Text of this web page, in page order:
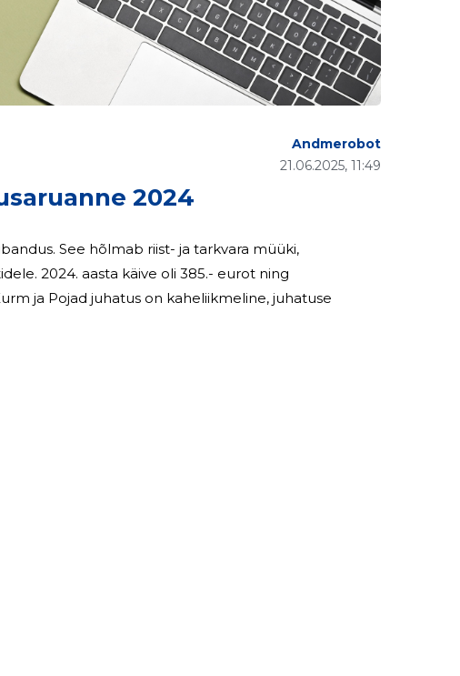
2024
21.06.2025, 11:49
Andmerobot
See hõlmab riist- ja tarkvara müüki,
ning